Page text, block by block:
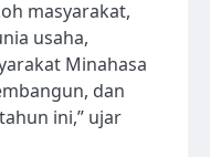
masyarakat,
usaha,
Minahasa
dan
ini,” ujar